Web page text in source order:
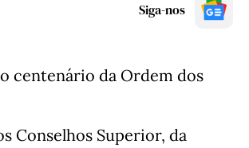
Siga-nos
centenário da Ordem dos
Conselhos Superior, da